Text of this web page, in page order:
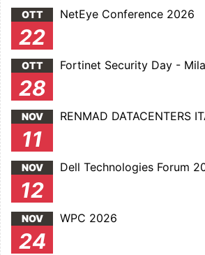
OTT
22
NetEye Conference 2026
OTT
28
Fortinet Security Day -
NOV
11
RENMAD DATACENTERS
NOV
12
Dell Technologies Forum
NOV
24
WPC 2026